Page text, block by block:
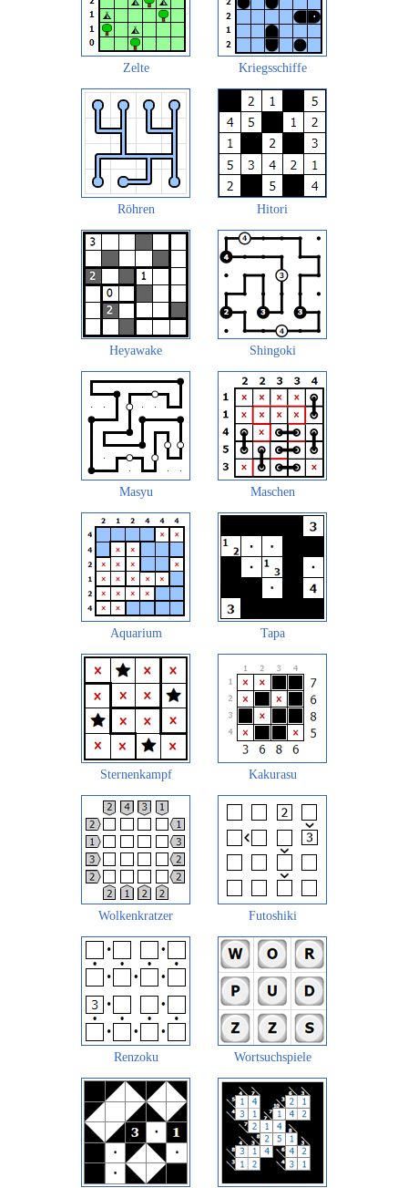
Zelte Kriegsschiffe
Röhren Hitori
Heyawake Shingoki
Masyu Maschen
Aquarium Tapa
Sternenkampf Kakurasu
Wolkenkratzer Futoshiki
Renzoku Wortsuchspiele